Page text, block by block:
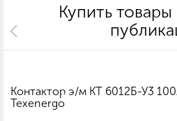
Купить
Контактор э/м КТ 6012Б-У3
Texenergo